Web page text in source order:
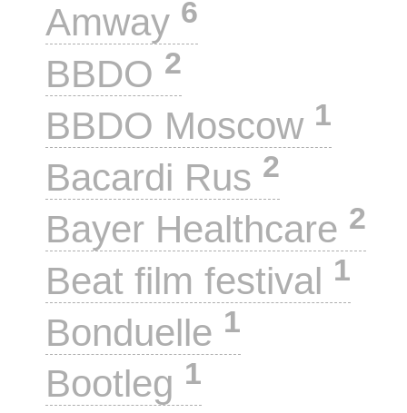
Amway 6
BBDO 2
BBDO Moscow 1
Bacardi Rus 2
Bayer Healthcare 2
Beat film festival 1
Bonduelle 1
Bootleg 1